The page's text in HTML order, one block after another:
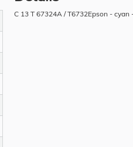
C 13 T 67324A / T6732Epson -